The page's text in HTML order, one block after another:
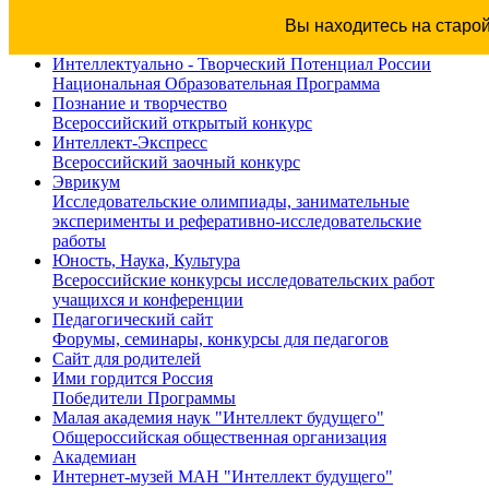
Вы находитесь на
Интеллектуально - Творческий Потенциал России
Национальная Образовательная Программа
Познание и творчество
Всероссийский открытый конкурс
Интеллект-Экспресс
Всероссийский заочный конкурс
Эврикум
Исследовательские олимпиады, занимательные
эксперименты и реферативно-исследовательские
работы
Юность, Наука, Культура
Всероссийские конкурсы исследовательских работ
учащихся и конференции
Педагогический сайт
Форумы, семинары, конкурсы для педагогов
Сайт для родителей
Ими гордится Россия
Победители Программы
Малая академия наук "Интеллект будущего"
Общероссийская общественная организация
Академиан
Интернет-музей МАН "Интеллект будущего"